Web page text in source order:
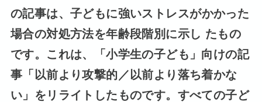
の記事は、 子どもに強いストレスがかかった
場合の対処方法を年齢段階別に示し たもの
です。これは、「小学生の子ども」向けの記
事「以前より攻撃的／以前より落ち着かな
い」をリライトしたものです。すべての子ど